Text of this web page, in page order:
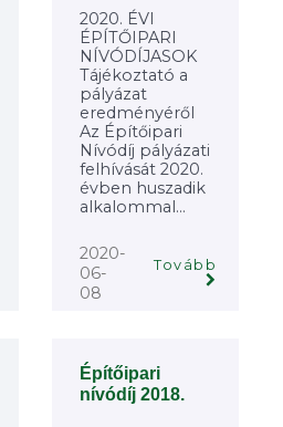
2020. ÉVI
ÉPÍTŐIPARI
NÍVÓDÍJASOK
Tájékoztató a
pályázat
eredményéről
Az Építőipari
Nívódíj pályázati
felhívását 2020.
évben huszadik
alkalommal...
2020-
06-
08
Tovább
Építőipari
nívódíj 2018.